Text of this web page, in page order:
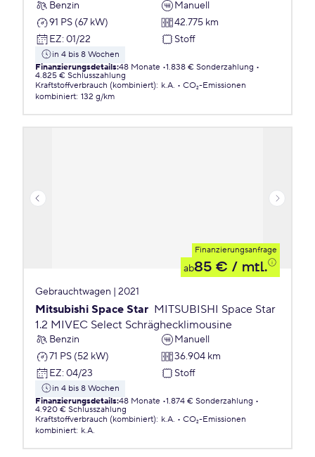
Benzin
Manuell
91 PS (67 kW)
42.775 km
EZ: 01/22 Stoff
in 4 bis 8 Wochen
Finanzierungsdetails:48 Monate 1.838 € Sonderzahlung
4.825 € Schlusszahlung
Kraftstoffverbrauch (kombiniert): k.A.
CO₂-Emissionen
kombiniert: 132 g/km
Finanzierungsanfrage
ab85 € / mtl.
Gebrauchtwagen | 2021
Mitsubishi Space Star MITSUBISHI Space Star
1.2 MIVEC Select Schräghecklimousine
Benzin
Manuell
71 PS (52 kW)
36.904 km
EZ: 04/23 Stoff
in 4 bis 8 Wochen
Finanzierungsdetails:48 Monate 1.874 € Sonderzahlung
4.920 € Schlusszahlung
Kraftstoffverbrauch (kombiniert): k.A.
CO₂-Emissionen
kombiniert: k.A.